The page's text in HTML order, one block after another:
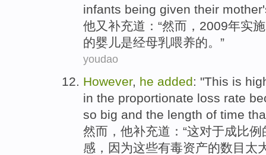
infants being given their
他又补充道 ：“然而 ，2009年实施
的婴儿是经母乳喂养的。”
youdao
However, he added: "This is
in the proportionate loss rate
so big and the length of time
然而 ， 他补充道 ：“这对于成比例
感 ， 因为这些有毒资产的数目 太